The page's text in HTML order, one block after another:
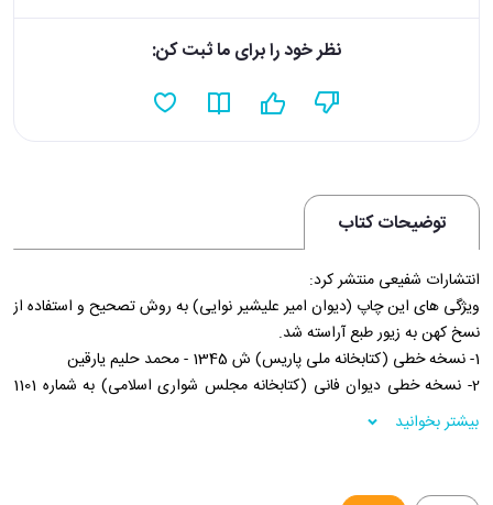
نظر خود را برای ما ثبت کن:
توضیحات کتاب
انتشارات شفیعی منتشر کرد:
ویژگی های این چاپ (دیوان امیر علیشیر نوایی) به روش تصحیح و استفاده از
نسخ کهن به زیور طبع آراسته شد.
1- نسخه خطی (کتابخانه ملی پاریس) ش 1345 - محمد حلیم یارقین
2- نسخه خطی دیوان فانی (کتابخانه مجلس شواری اسلامی) به شماره 1101
گزارش ابن يوسف شیراندامی
3- نسخه خطی دیوان فانی هروی ( کتابخانه مرکزی دانشگاه تهران به شماره
بیشتر بخوانید